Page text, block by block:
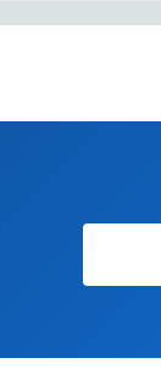
東京)講演会